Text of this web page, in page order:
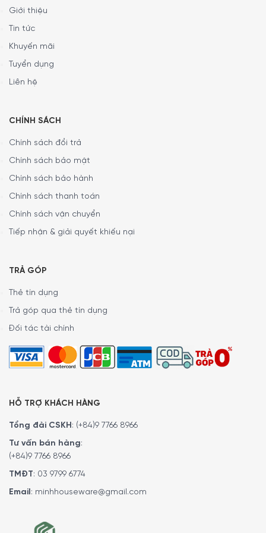
Thông số lắp đặt
Mời quý khách tham khảo kích thước lắp đặt máy hút mùi
bị không gian phù hợp.
Kích thước lắp đặt Máy hút mùi áp tường Bosch DWB97BK61T
Công suất hoạt động
tối đa281 W
Giới thiệu
Tin tức
Khuyến mãi
Tuyển dụng
Liên hệ
CHÍNH SÁCH
Chính sách đổi trả
Chính sách bảo mật
Chính sách bảo hành
Chính sách thanh toán
Chính sách vận chuyển
Tiếp nhận & giải quyết khiếu nại
TRẢ GÓP
Thẻ tín dụng
Trả góp qua thẻ tín dụng
Đối tác tài chính
HỖ TRỢ KHÁCH HÀNG
Tổng đài CSKH : (+84)9 7766 8966
Tư vấn bán hàng:
(+84)9 7766 8966
TMĐT: 03 9799 6774
Email : minhhouseware@gmail.com